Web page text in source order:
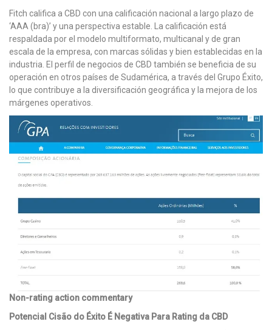
Fitch califica a CBD con una calificación nacional a largo plazo de
‘AAA (bra)’ y una perspectiva estable. La calificación está
respaldada por el modelo multiformato, multicanal y de gran
escala de la empresa, con marcas sólidas y bien establecidas en la
industria. El perfil de negocios de CBD también se beneficia de su
operación en otros países de Sudamérica, a través del Grupo Éxito,
lo que contribuye a la diversificación geográfica y la mejora de los
márgenes operativos.
Non-rating action commentary
Potencial Cisão do Éxito É Negativa Para Rating da CBD